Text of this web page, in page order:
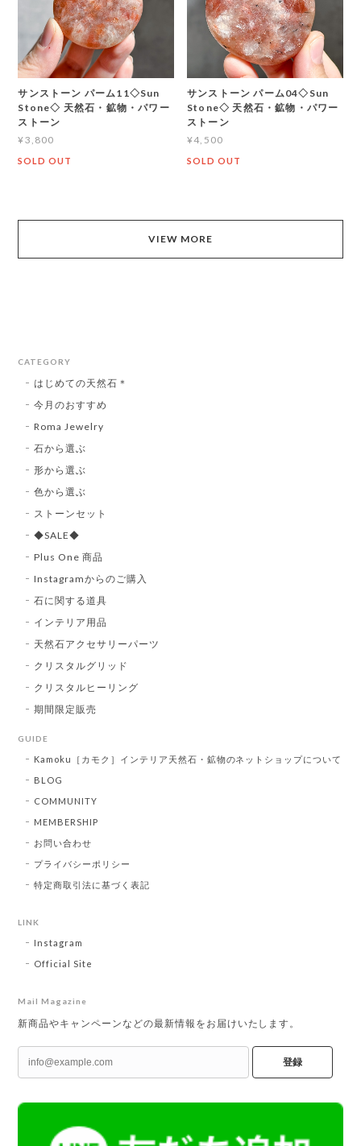
サンストーン パーム11◇Sun
Stone◇ 天然石・鉱物・パワー
ストーン
¥3,800
SOLD OUT
サンストーン パーム04◇Sun
Stone◇ 天然石・鉱物・パワー
ストーン
¥4,500
SOLD OUT
VIEW MORE
CATEGORY
はじめての天然石＊
今月のおすすめ
Roma Jewelry
石から選ぶ
形から選ぶ
色から選ぶ
ストーンセット
◆SALE◆
Plus One 商品
Instagramからのご購入
石に関する道具
インテリア用品
天然石アクセサリーパーツ
クリスタルグリッド
クリスタルヒーリング
期間限定販売
GUIDE
Kamoku［カモク］インテリア天然石・鉱物のネットショップについて
BLOG
COMMUNITY
MEMBERSHIP
お問い合わせ
プライバシーポリシー
特定商取引法に基づく表記
LINK
Instagram
Official Site
Mail Magazine
新商品やキャンペーンなどの最新情報をお届けいたします。
登録